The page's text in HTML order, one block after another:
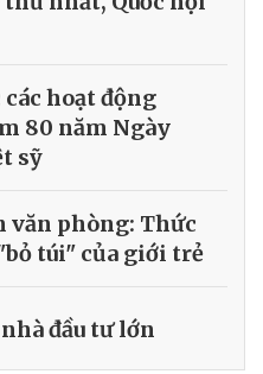
hoạt động
80 năm Ngày
sỹ
văn phòng: Thức
túi" của giới trẻ
đầu tư lớn